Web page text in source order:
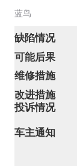
蓝鸟
缺陷情况
可能后果
维修措施
改进措施
投诉情况
车主通知